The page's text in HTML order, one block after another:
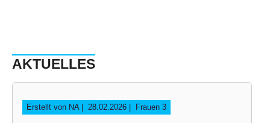
AKTUELLES
Erstellt von NA | 28.02.2026 Frauen 3